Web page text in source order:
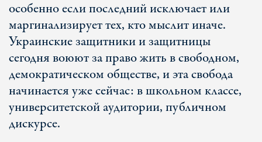
особенно если последний исключает или
маргинализирует тех, кто мыслит иначе.
Украинские защитники и защитницы
сегодня воюют за право жить в свободном,
демократическом обществе, и эта свобода
начинается уже сейчас: в школьном классе,
университетской аудитории, публичном
дискурсе.